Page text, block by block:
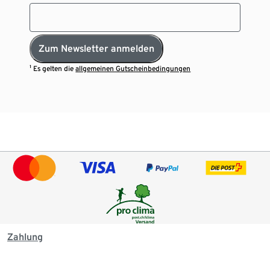
Zum Newsletter anmelden
¹ Es gelten dieallgemeinen Gutscheinbedingungen
Zahlung